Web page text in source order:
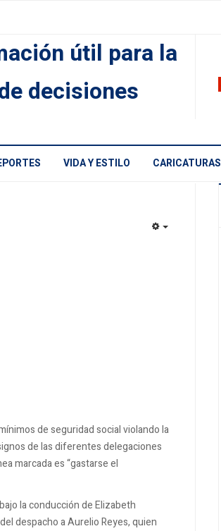
útil para la
decisiones
VIDA Y ESTILO CARICATURAS
de seguridad social violando la
de las diferentes delegaciones
marcada es “gastarse el
la conducción de Elizabeth
despacho a Aurelio Reyes, quien